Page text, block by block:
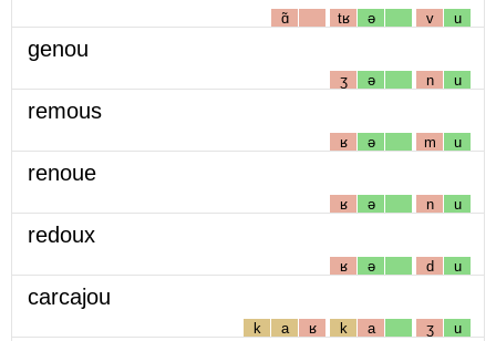
ɑ̃ tʁ ə v u
genou
ʒ ə n u
remous
ʁ ə m u
renoue
ʁ ə n u
redoux
ʁ ə d u
carcajou
k a ʁ k a ʒ u